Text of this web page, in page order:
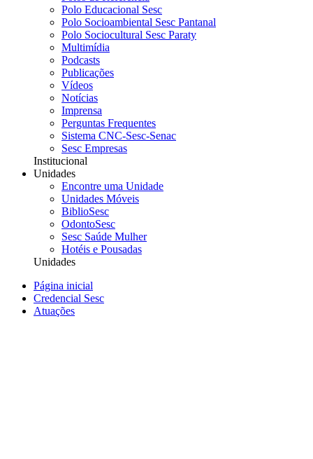
Polo Educacional Sesc
Polo Socioambiental Sesc Pantanal
Polo Sociocultural Sesc Paraty
Multimídia
Podcasts
Publicações
Vídeos
Notícias
Imprensa
Perguntas Frequentes
Sistema CNC-Sesc-Senac
Sesc Empresas
Institucional
Unidades
Encontre uma Unidade
Unidades Móveis
BiblioSesc
OdontoSesc
Sesc Saúde Mulher
Hotéis e Pousadas
Unidades
Página inicial
Credencial Sesc
Atuações